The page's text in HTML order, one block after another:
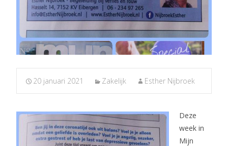
20 januari 2021 Zakelijk Esther Nijbroek
Deze
week in
Mijn